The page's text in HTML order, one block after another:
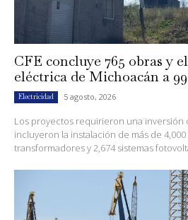
CFE concluye 765 obras y
eléctrica de Michoacán a
Electricidad 5 agosto, 2026
Los proyectos requirieron una inversión
incluyeron la instalación de más de 4,000
transformadores y 2,674 sistemas